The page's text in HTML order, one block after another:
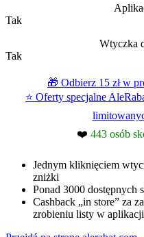
Tak
Wtyczka
Tak
🎁 Odbierz 15 zł w
⭐ Oferty specjalne
❤️ 443 osób
Jednym kliknięciem
zniżki
Ponad 3000 dostępnych
Cashback „in store” za
zrobieniu listy w